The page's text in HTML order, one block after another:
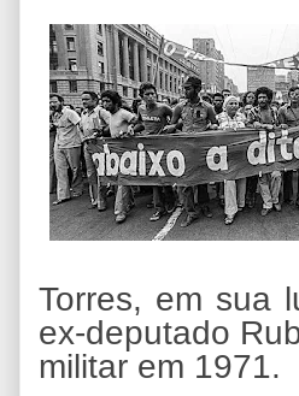
Torres, em sua
ex-deputado
militar em 1971.